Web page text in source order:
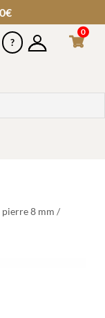
0
pierre 8 mm /